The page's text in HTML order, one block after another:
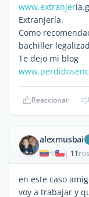
www.extranjer
Extranjería.
Como
bachiller
Te dejo mi blog
Reaccionar
alexmusbai
| 11
en este caso
voy a trabajar y